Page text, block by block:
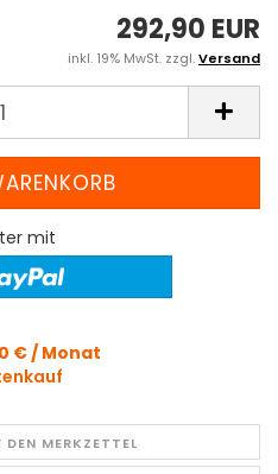
292,90 EUR
inkl. 19% MwSt. zzgl.Versand
mit
€ / Monat
DEN MERKZETTEL